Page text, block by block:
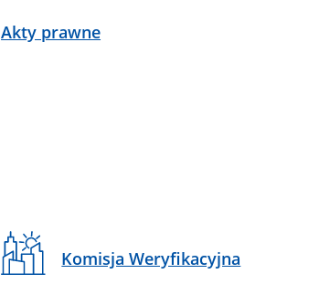
Akty prawne
Komisja Weryfikacyjna